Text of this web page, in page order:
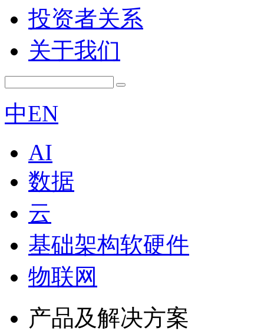
投资者关系
关于我们
中EN
AI
数据
云
基础架构软硬件
物联网
产品及解决方案